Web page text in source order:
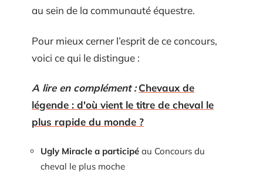
au sein de la communauté équestre.
Pour mieux cerner l’esprit de ce concours,
voici ce qui le distingue :
A lire en complément : Chevaux de
légende : d'où vient le titre de cheval le
plus rapide du monde ?
Ugly Miracle a participé au Concours du
cheval le plus moche